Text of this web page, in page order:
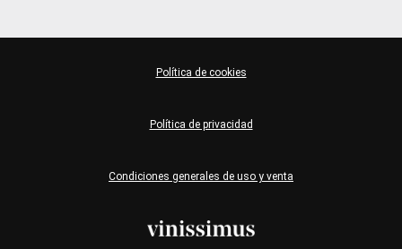
Condiciones generales de uso y venta
Política de privacidad
Política de cookies